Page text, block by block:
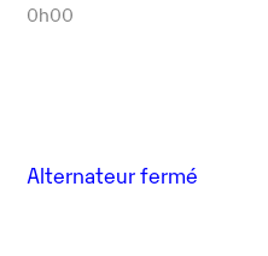
0h00
Alternateur fermé